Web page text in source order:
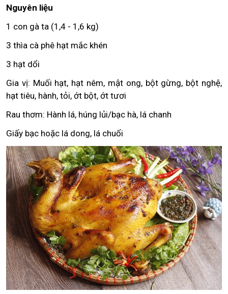
Nguyên liệu
1 con gà ta (1,4 - 1,6 kg)
3 thìa cà phê hạt mắc khén
3 hạt dổi
Gia vị: Muối hạt, hạt nêm, mật ong, bột gừng, bột nghệ,
hạt tiêu, hành, tỏi, ớt bột, ớt tươi
Rau thơm: Hành lá, húng lủi/bạc hà, lá chanh
Giấy bạc hoặc lá dong, lá chuối